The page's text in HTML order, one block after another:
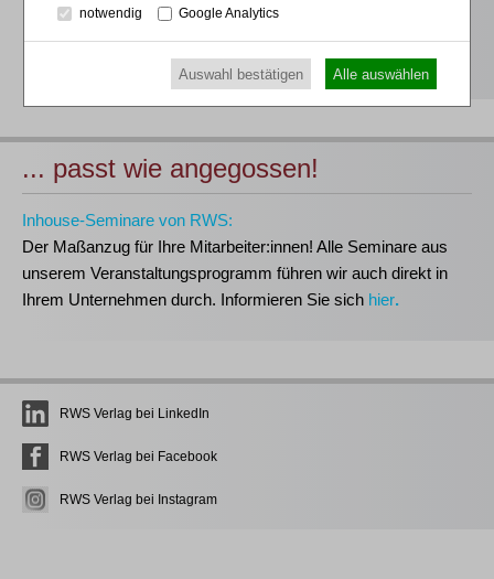
Erwerb des anerkanntenRWS-Zertifikats
Teilnahmebescheinigungen gemäßGOI, § 15 FAO und
... passt wie angegossen!
Inhouse-Seminare von RWS:
Der Maßanzug für Ihre Mitarbeiter:innen! Alle Seminare aus
unserem Veranstaltungsprogramm führen wir auch direkt in
Ihrem Unternehmen durch. Informieren Sie sich hier.
RWS Verlag bei LinkedIn
RWS Verlag bei Facebook
RWS Verlag bei Instagram
notwendig Google Analytics
Auswahl bestätigen Alle auswählen